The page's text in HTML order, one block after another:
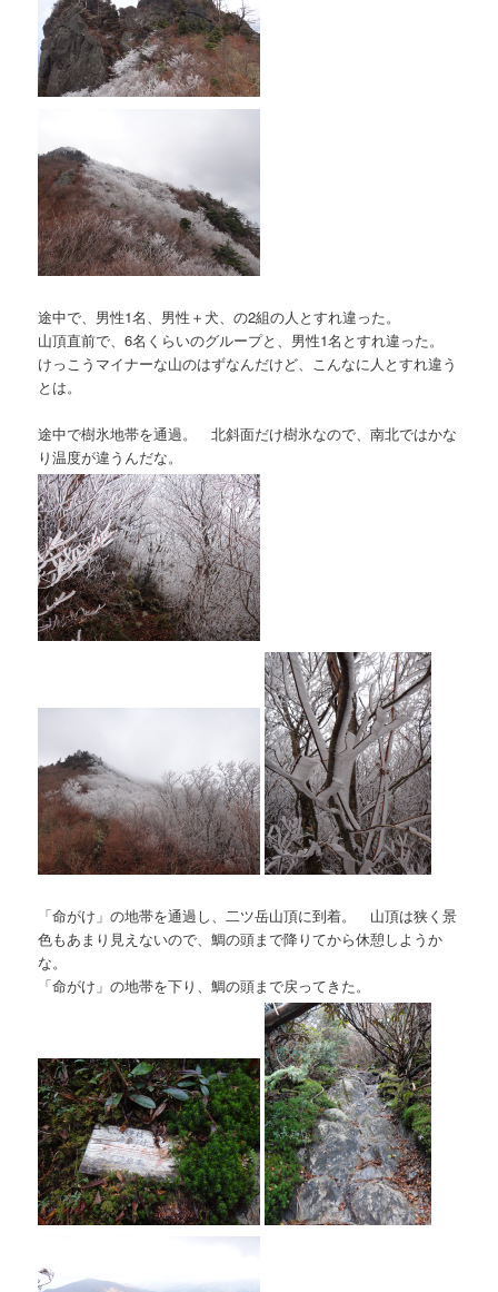
途中で、男性1名、男性＋犬、の2組の人とすれ違った。
山頂直前で、6名くらいのグループと、男性1名とすれ違った。
けっこうマイナーな山のはずなんだけど、こんなに人とすれ違う
とは。
途中で樹氷地帯を通過。 北斜面だけ樹氷なので、南北ではかな
り温度が違うんだな。
「命がけ」の地帯を通過し、二ツ岳山頂に到着。 山頂は狭く景
色もあまり見えないので、鯛の頭まで降りてから休憩しようか
な。
「命がけ」の地帯を下り、鯛の頭まで戻ってきた。